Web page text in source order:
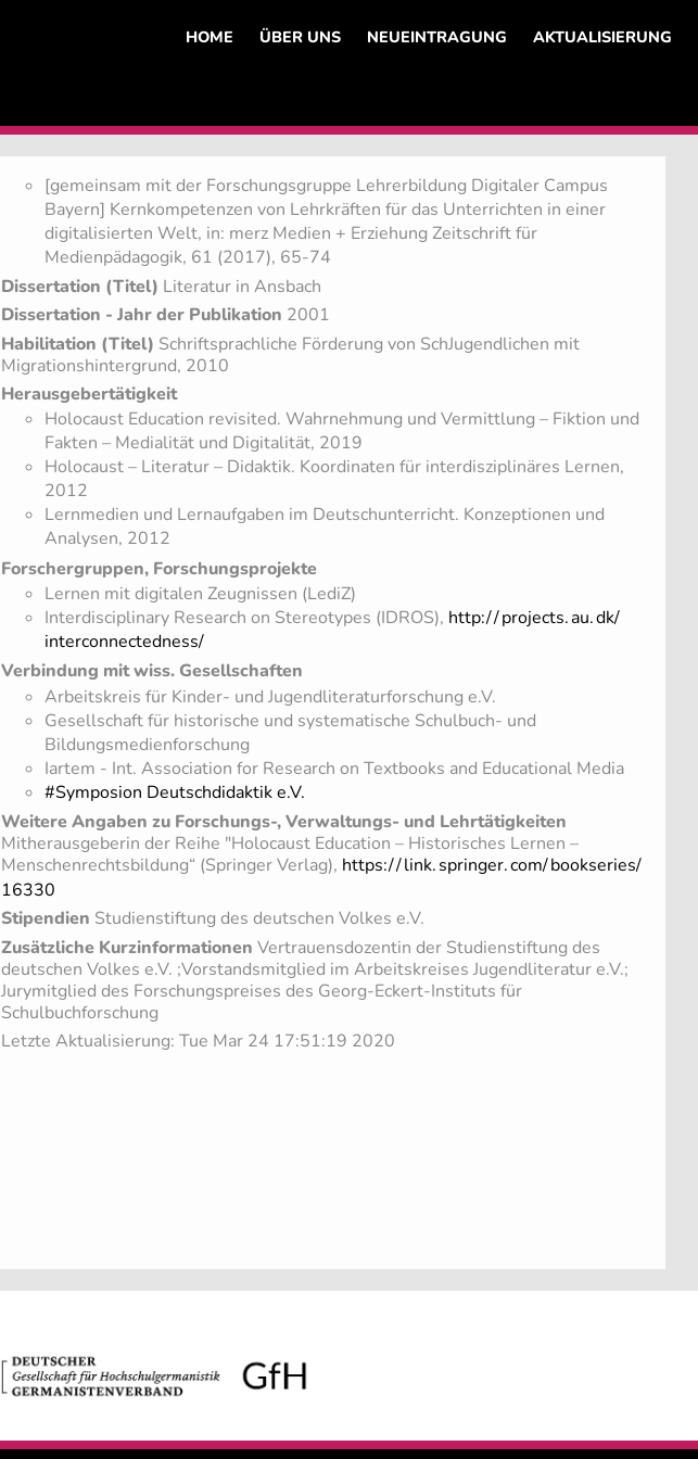
HOME ÜBER UNS NEUEINTRAGUNG AKTUALISIERUNG
[gemeinsam mit der Forschungsgruppe Lehrerbildung Digitaler Campus
Bayern] Kernkompetenzen von Lehrkräften für das Unterrichten in einer
digitalisierten Welt, in: merz Medien + Erziehung Zeitschrift für
Medienpädagogik, 61 (2017), 65-74
Dissertation (Titel) Literatur in Ansbach
Dissertation - Jahr der Publikation 2001
Habilitation (Titel) Schriftsprachliche Förderung von SchJugendlichen mit
Migrationshintergrund, 2010
Herausgebertätigkeit
Holocaust Education revisited. Wahrnehmung und Vermittlung – Fiktion und
Fakten – Medialität und Digitalität, 2019
Holocaust – Literatur – Didaktik. Koordinaten für interdisziplinäres Lernen,
2012
Lernmedien und Lernaufgaben im Deutschunterricht. Konzeptionen und
Analysen, 2012
Forschergruppen, Forschungsprojekte
Lernen mit digitalen Zeugnissen (LediZ)
Interdisciplinary Research on Stereotypes (IDROS), http://projects.au.dk/
interconnectedness/
Verbindung mit wiss. Gesellschaften
Arbeitskreis für Kinder- und Jugendliteraturforschung e.V.
Gesellschaft für historische und systematische Schulbuch- und
Bildungsmedienforschung
Iartem - Int. Association for Research on Textbooks and Educational Media
#Symposion Deutschdidaktik e.V.
Weitere Angaben zu Forschungs-, Verwaltungs- und Lehrtätigkeiten
Mitherausgeberin der Reihe "Holocaust Education – Historisches Lernen –
Menschenrechtsbildung“ (Springer Verlag), https://link.springer.com/bookseries/
16330
Stipendien Studienstiftung des deutschen Volkes e.V.
Zusätzliche Kurzinformationen Vertrauensdozentin der Studienstiftung des
deutschen Volkes e.V. ;Vorstandsmitglied im Arbeitskreises Jugendliteratur e.V.;
Jurymitglied des Forschungspreises des Georg-Eckert-Instituts für
Schulbuchforschung
Letzte Aktualisierung: Tue Mar 24 17:51:19 2020